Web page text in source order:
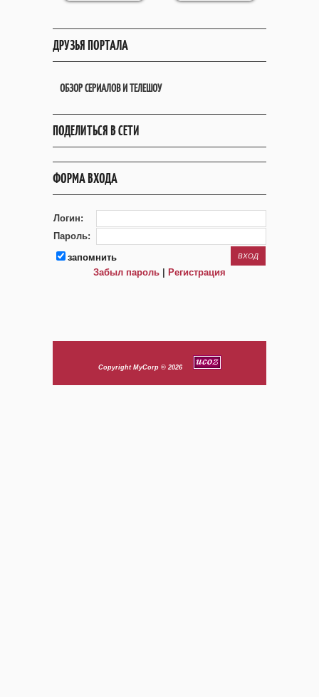
ДРУЗЬЯ ПОРТАЛА
ОБЗОР СЕРИАЛОВ И ТЕЛЕШОУ
ПОДЕЛИТЬСЯ В СЕТИ
ФОРМА ВХОДА
Логин:
Пароль:
запомнить
Забыл пароль
Регистрация
Copyright MyCorp © 2026